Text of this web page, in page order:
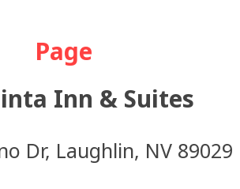
Page
Inn & Suites
Dr, Laughlin, NV 89029